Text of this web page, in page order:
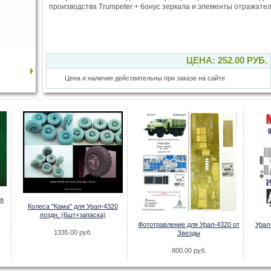
производства Trumpeter + бонус зеркала и элементы
ЦЕНА: 252.00 РУБ.
Цена и наличие действительны при заказе на сайте
Колеса "Кама" для Урал-4320
поздн. (6шт+запаска)
1335.00 руб.
Фототравление для Урал-4320 от
Звезды
800.00 руб.